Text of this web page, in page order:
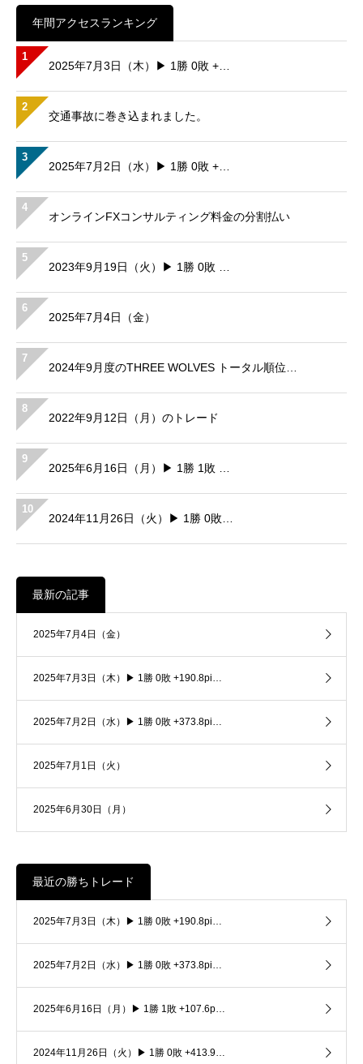
年間アクセスランキング
1
2025年7月3日（木）▶ 1勝 0敗 +…
2
交通事故に巻き込まれました。
3
2025年7月2日（水）▶ 1勝 0敗 +…
4
オンラインFXコンサルティング料金の分割払い
5
2023年9月19日（火）▶ 1勝 0敗 …
6
2025年7月4日（金）
7
2024年9月度のTHREE WOLVES トータル順位…
8
2022年9月12日（月）のトレード
9
2025年6月16日（月）▶ 1勝 1敗 …
10
2024年11月26日（火）▶ 1勝 0敗…
最新の記事
2025年7月4日（金）
2025年7月3日（木）▶ 1勝 0敗 +190.8pi…
2025年7月2日（水）▶ 1勝 0敗 +373.8pi…
2025年7月1日（火）
2025年6月30日（月）
最近の勝ちトレード
2025年7月3日（木）▶ 1勝 0敗 +190.8pi…
2025年7月2日（水）▶ 1勝 0敗 +373.8pi…
2025年6月16日（月）▶ 1勝 1敗 +107.6p…
2024年11月26日（火）▶ 1勝 0敗 +413.9…